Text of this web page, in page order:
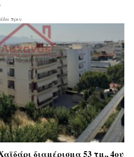
πριν
διαμέρισμα 53 τμ., 4ου